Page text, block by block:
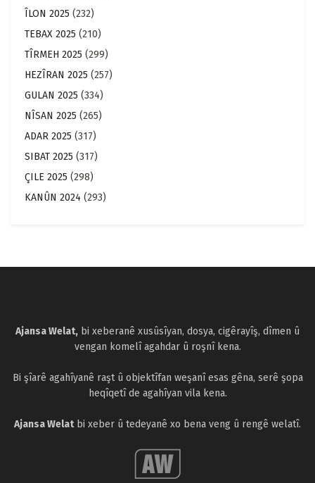
ÎLON 2025 (232)
TEBAX 2025 (210)
TÎRMEH 2025 (299)
HEZÎRAN 2025 (257)
GULAN 2025 (334)
NÎSAN 2025 (265)
ADAR 2025 (317)
SIBAT 2025 (317)
ÇILE 2025 (298)
KANÛN 2024 (293)
Ajansa Welat, bi xeberanê xusûsîyan, dosya, cigêrayîş, dîmen û
vengan komelî agahdar û roşnî kena.
Bi şîarê agahîyanê raşt û objektîfan weşanî esas gêna, serê şopa
heqîqetî de agahîyan vila kena.
Ajansa Welatbi xeber û tedeyanê xo bena veng û rengê welatî.